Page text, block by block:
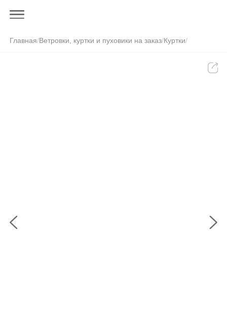
Главная/Ветровки, куртки и пуховики на заказ/Куртки/